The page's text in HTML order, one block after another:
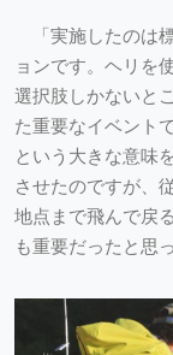
「実施したのは
ョンです。ヘリを
選択肢しかないと
た重要なイベント
という大きな意味
させたのですが、
地点まで飛んで戻
も重要だったと思